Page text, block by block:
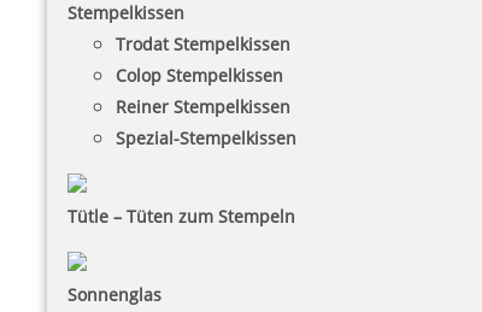
Stempelkissen
Trodat Stempelkissen
Colop Stempelkissen
Reiner Stempelkissen
Spezial-Stempelkissen
Tütle – Tüten zum Stempeln
Sonnenglas